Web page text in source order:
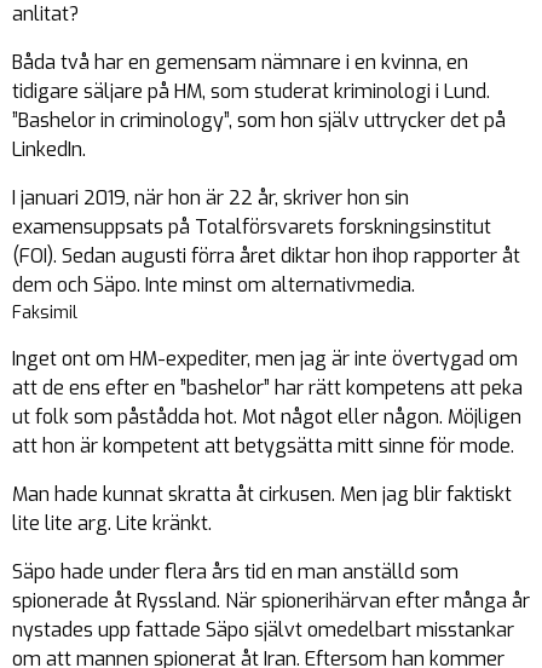
anlitat?
Båda två har en gemensam nämnare i en kvinna, en
tidigare säljare på HM, som studerat kriminologi i Lund.
”Bashelor in criminology”, som hon själv uttrycker det på
LinkedIn.
I januari 2019, när hon är 22 år, skriver hon sin
examensuppsats på Totalförsvarets forskningsinstitut
(FOI). Sedan augusti förra året diktar hon ihop rapporter åt
dem och Säpo. Inte minst om alternativmedia.
Faksimil
Inget ont om HM-expediter, men jag är inte övertygad om
att de ens efter en ”bashelor” har rätt kompetens att peka
ut folk som påstådda hot. Mot något eller någon. Möjligen
att hon är kompetent att betygsätta mitt sinne för mode.
Man hade kunnat skratta åt cirkusen. Men jag blir faktiskt
lite lite arg. Lite kränkt.
Säpo hade under flera års tid en man anställd som
spionerade åt Ryssland. När spionerihärvan efter många år
nystades upp fattade Säpo självt omedelbart misstankar
om att mannen spionerat åt Iran. Eftersom han kommer